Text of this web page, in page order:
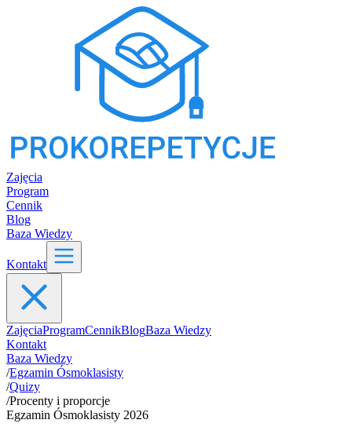
Zajęcia
Program
Cennik
Blog
Baza Wiedzy
Kontakt
ZajęciaProgramCennikBlogBaza Wiedzy
Kontakt
Baza Wiedzy
/Egzamin Ósmoklasisty
/Quizy
/Procenty i proporcje
Egzamin Ósmoklasisty 2026